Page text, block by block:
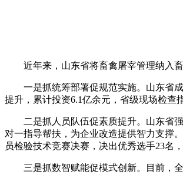
近年来，山东省将畜禽屠宰管理纳入畜
一是抓统筹部署促规范实施。山东省成
提升，累计投资6.1亿余元，省级现场检查
二是抓人员队伍促素质提升。山东省强
对一指导帮扶，为企业改造提供智力支撑
员检验技术竞赛决赛，决出优秀选手23名
三是抓数智赋能促模式创新。目前，全